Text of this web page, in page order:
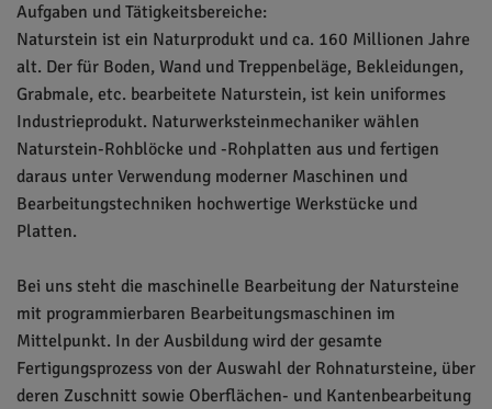
Aufgaben und Tätigkeitsbereiche:
Naturstein ist ein Naturprodukt und ca. 160 Millionen Jahre
alt. Der für Boden, Wand und Treppenbeläge, Bekleidungen,
Grabmale, etc. bearbeitete Naturstein, ist kein uniformes
Industrieprodukt. Naturwerksteinmechaniker wählen
Naturstein-Rohblöcke und -Rohplatten aus und fertigen
daraus unter Verwendung moderner Maschinen und
Bearbeitungstechniken hochwertige Werkstücke und
Platten.
Bei uns steht die maschinelle Bearbeitung der Natursteine
mit programmierbaren Bearbeitungsmaschinen im
Mittelpunkt. In der Ausbildung wird der gesamte
Fertigungsprozess von der Auswahl der Rohnatursteine, über
deren Zuschnitt sowie Oberflächen- und Kantenbearbeitung